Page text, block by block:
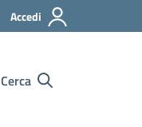
Accedi
Cerca